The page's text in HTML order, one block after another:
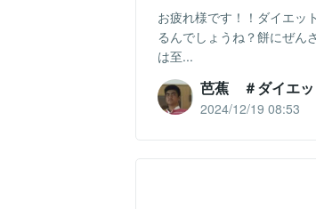
お疲れ様です！！ダイエッ
るんでしょうね？餅にぜん
は至...
芭蕉 ＃ダイエッ
2024/12/19 08:53